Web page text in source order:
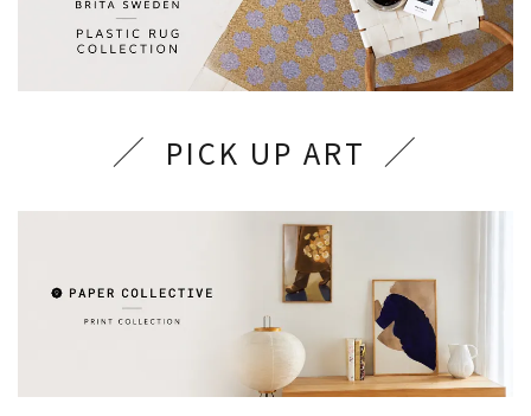
PICK UP ART